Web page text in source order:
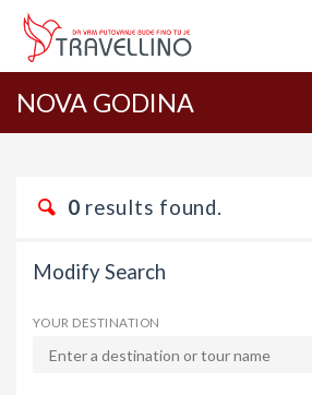
NOVA GODINA
0 results found.
Modify Search
YOUR DESTINATION